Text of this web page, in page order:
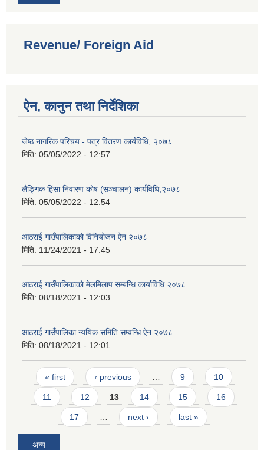
Revenue/ Foreign Aid
ऐन, कानुन तथा निर्देशिका
जेष्ठ नागरिक परिचय - पत्र वितरण कार्यविधि, २०७८
मिति: 05/05/2022 - 12:57
लैङ्गिक हिंसा निवारण कोष (सञ्चालन) कार्यविधि,२०७८
मिति: 05/05/2022 - 12:54
आठराई गाउँपालिकाको विनियोजन ऐन २०७८
मिति: 11/24/2021 - 17:45
आठराई गाउँपालिकाको मेलमिलाप सम्बन्धि कार्याविधि २०७८
मिति: 08/18/2021 - 12:03
आठराई गाउँपालिका न्ययिक समिति सम्वन्धि ऐन २०७८
मिति: 08/18/2021 - 12:01
Pages
« first ‹ previous … 9 10
11 12 13 14 15 16
17 … next › last »
अन्य